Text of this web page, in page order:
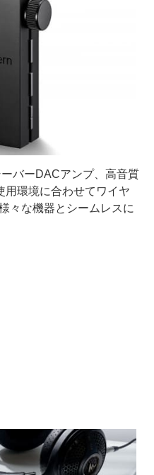
バーDACアンプ、高音質
用環境に合わせてワイヤ
々な機器とシームレスに